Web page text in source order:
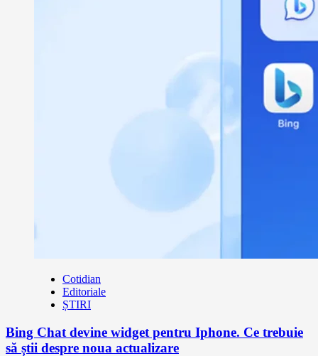
Cotidian
Editoriale
ȘTIRI
Bing Chat devine widget pentru Iphone. Ce trebuie
să știi despre noua actualizare